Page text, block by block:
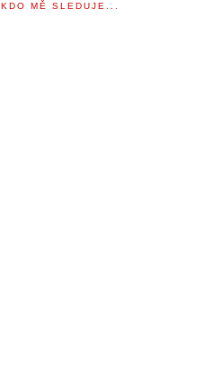
KDO MĚ SLEDUJE...